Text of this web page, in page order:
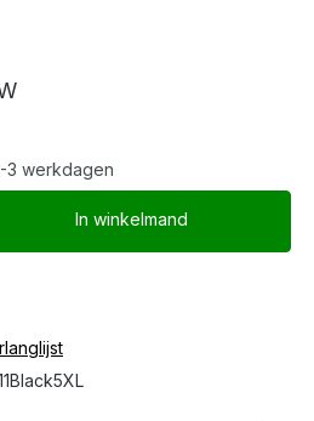
3 werkdagen
In winkelmand